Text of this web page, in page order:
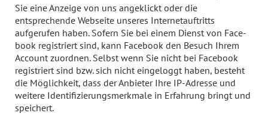
Sie eine Anzeige von uns angeklickt oder die
entsprechende Webseite unseres Internetauftritts
aufgerufen haben. Sofern Sie bei einem Dienst von Face-
book registriert sind, kann Facebook den Besuch Ihrem
Account zuordnen. Selbst wenn Sie nicht bei Facebook
registriert sind bzw. sich nicht eingeloggt haben, besteht
die Möglichkeit, dass der Anbieter Ihre IP-Adresse und
weitere Identifizierungsmerkmale in Erfahrung bringt und
speichert.